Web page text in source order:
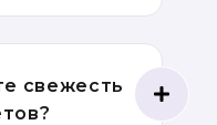
свежесть